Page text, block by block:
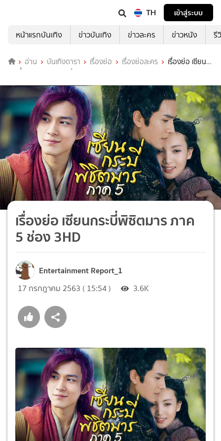
TH
เข้าสู่ระบบ
หน้าแรกบันเทิง
ข่าวบันเทิง ข่าวละคร ข่าวหนัง รี
อ่าน บันเทิงดารา เรื่องย่อ เรื่องย่อละคร
เรื่องย่อ เซียน
กระบี่พิซิตมาร ภาค 5 ช่อง 3HD
เรื่องย่อ เซียนกระบี่พิซิตมาร ภาค
5 ช่อง 3HD
Entertainment Report_1
17 กรกฎาคม 2563 ( 15:54 ) 3.6K